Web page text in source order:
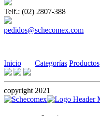
Telf.: (02) 2807-388
pedidos@schecomex.com
Inicio Categorías Productos
copyright 2021